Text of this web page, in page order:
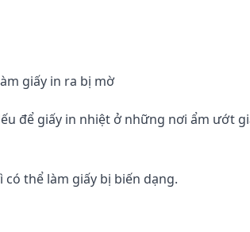
giấy in ra bị mờ
để giấy in nhiệt ở những nơi ẩm ướt
thể làm giấy bị biến dạng.